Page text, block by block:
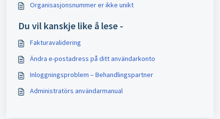
Organisasjonsnummer er ikke unikt
Du vil kanskje like å lese -
Fakturavalidering
Ändra e-postadress på ditt användarkonto
Inloggningsproblem – Behandlingspartner
Administratörs användarmanual